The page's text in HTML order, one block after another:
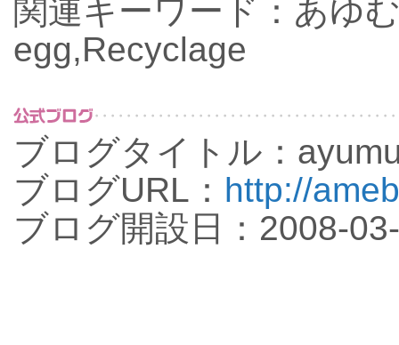
関連キーワード：あゆ
egg,Recyclage
ブログタイトル：
ブログURL： http://
ブログ開設日：2008-